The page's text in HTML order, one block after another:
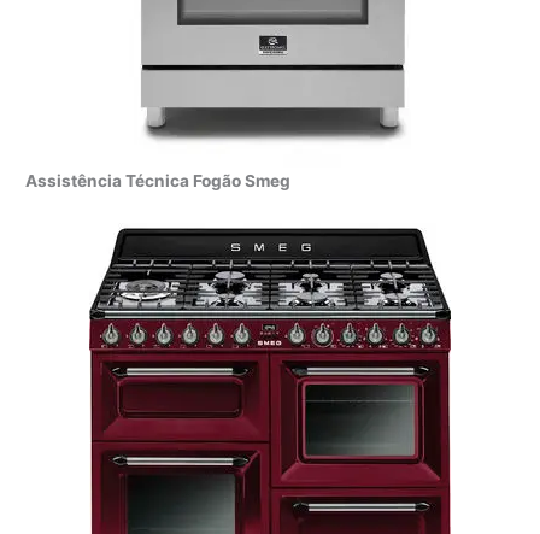
Assistência Técnica Fogão Smeg